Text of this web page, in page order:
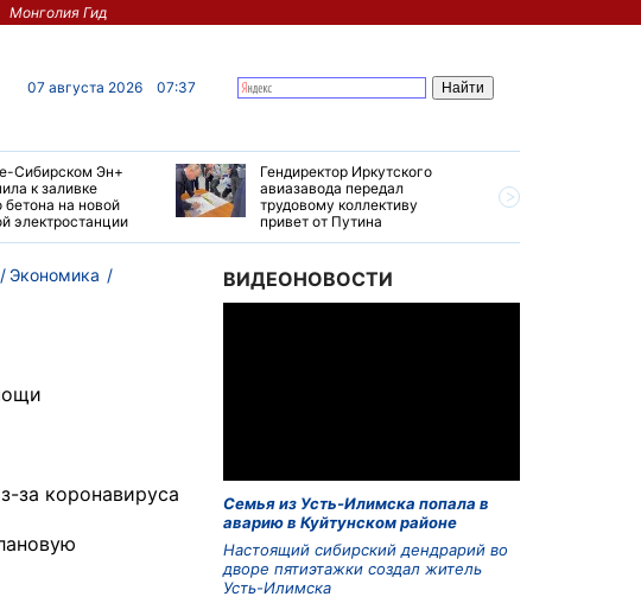
Монголия Гид
07 августа 2026 07:37
Сибирском Эн+
к заливке
бетона на новой
электростанции
Гендиректор Иркутского
авиазавода передал
трудовому коллективу
привет от Путина
Экономика
за коронавируса
ВИДЕОНОВОСТИ
Семья из Усть-Илимска попала в
аварию в Куйтунском районе
Настоящий сибирский дендрарий во
дворе пятиэтажки создал житель
Усть-Илимска